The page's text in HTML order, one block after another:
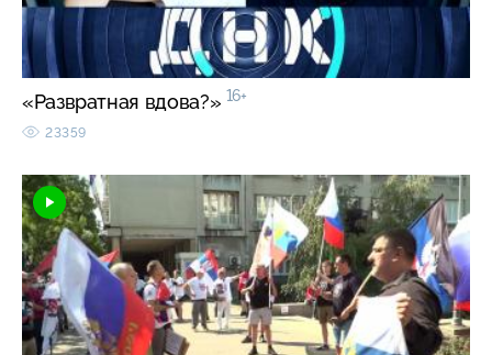
«Развратная вдова?» 16+
23359